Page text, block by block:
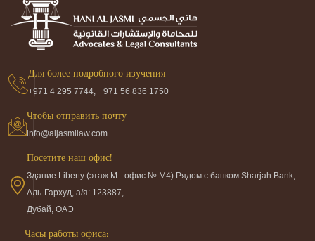
Для более подробного изучения
+971 4 295 7744, +971 56 836 1750
Чтобы отправить почту
info@aljasmilaw.com
Посетите наш офис!
Здание Liberty (этаж M - офис № M4) Рядом с банком Sharjah Bank,
Аль-Гархуд, а/я: 123887,
Дубай, ОАЭ
Часы работы офиса: